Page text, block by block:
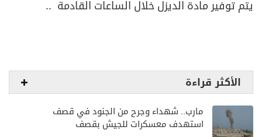
يتم توفير مادة الديزل خلال الساعات القادمة ..
الأكثر قراءة
مارب.. شهداء وجرح من الجنود في قصف
استهدف معسكرات للجيش بقصف